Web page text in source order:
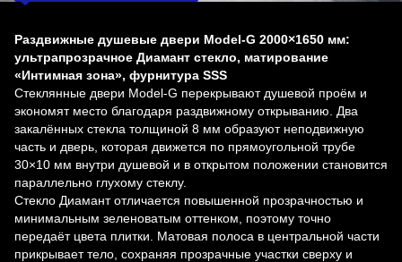
Раздвижные душевые двери Model-G 2000×1650 мм:
ультрапрозрачное Диамант стекло, матирование
«Интимная зона», фурнитура SSS
Стеклянные двери Model-G перекрывают душевой проём и
экономят место благодаря раздвижному открыванию. Два
закалённых стекла толщиной 8 мм образуют неподвижную
часть и дверь, которая движется по прямоугольной трубе
30×10 мм внутри душевой и в открытом положении становится
параллельно глухому стеклу.
Стекло Диамант отличается повышенной прозрачностью и
минимальным зеленоватым оттенком, поэтому точно
передаёт цвета плитки. Матовая полоса в центральной части
прикрывает тело, сохраняя прозрачные участки сверху и